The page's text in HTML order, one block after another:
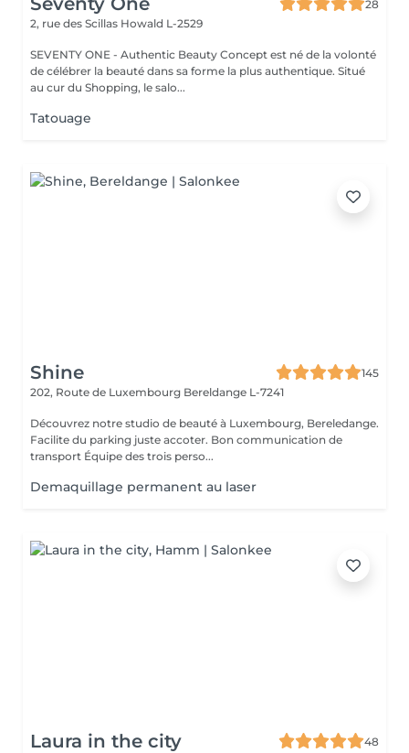
28
2, rue des Scillas Howald L-2529
SEVENTY ONE - Authentic Beauty Concept est né de la volonté
de célébrer la beauté dans sa forme la plus authentique. Situé
au cur du Shopping, le salo...
Tatouage
Shine
145
202, Route de Luxembourg Bereldange L-7241
Découvrez notre studio de beauté à Luxembourg, Bereledange.
Facilite du parking juste accoter. Bon communication de
transport Équipe des trois perso...
Demaquillage permanent au laser
Laura in the city
48